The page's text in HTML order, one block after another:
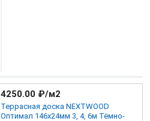
Террасная доска NEXTWOOD
Оптимал 146х24мм 3, 4, 6м Тёмно-
4250.00 ₽/м2